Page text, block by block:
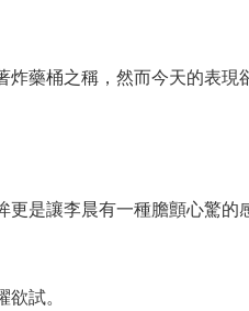
藥桶之稱，然而今天的表現
是讓李晨有一種膽顫心驚的
試。